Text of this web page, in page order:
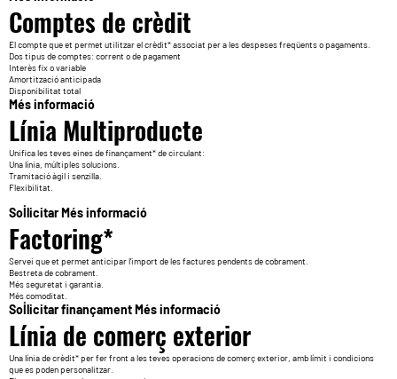
Comptes de crèdit
El compte que et permet utilitzar el crèdit* associat per a les despeses freqüents o pagaments.
Dos tipus de comptes: corrent o de pagament
Interès fix o variable
Amortització anticipada
Disponibilitat total
Més informació
Línia Multiproducte
Unifica les teves eines de finançament* de circulant:
Una línia, múltiples solucions.
Tramitació àgil i senzilla.
Flexibilitat.
Sol·licitarMés informació
Factoring*
Servei que et permet anticipar l’import de les factures pendents de cobrament.
Bestreta de cobrament.
Més seguretat i garantia.
Més comoditat.
Sol·licitar finançamentMés informació
Línia de comerç exterior
Una línia de crèdit* per fer front a les teves operacions de comerç exterior, amb límit i condicions
que es poden personalitzar.